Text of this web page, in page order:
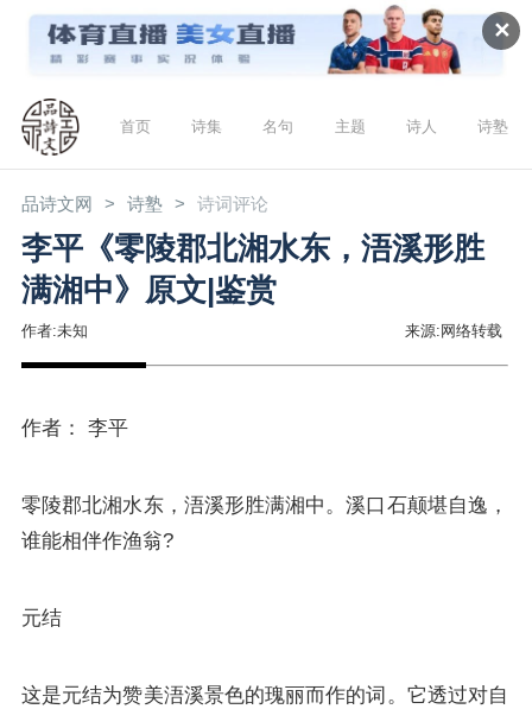
✕
首页 诗集 名句 主题 诗人 诗塾
品诗文网 诗塾 诗词评论
李平《零陵郡北湘水东，浯溪形胜
满湘中》原文|鉴赏
作者:未知 来源:网络转载
作者： 李平
零陵郡北湘水东，浯溪形胜满湘中。溪口石颠堪自逸，
谁能相伴作渔翁?
元结
这是元结为赞美浯溪景色的瑰丽而作的词。它透过对自